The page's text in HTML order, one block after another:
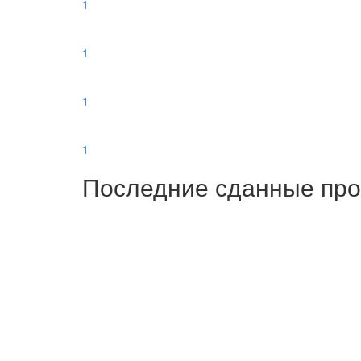
1
1
1
1
Последние сданные